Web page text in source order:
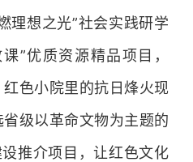
理想之光”社会实践研学
”优质资源精品项目，
红色小院里的抗日烽火现
级以革命文物为主题的
推介项目，让红色文化